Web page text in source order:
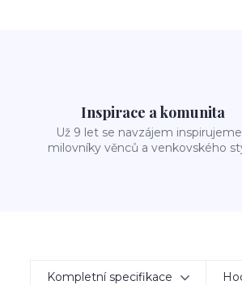
Inspirace a komunita
Už 9 let se navzájem
milovníky věnců a venkovského
Kompletní specifikace